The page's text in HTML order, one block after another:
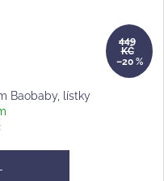
449
KČ
–20 %
Baobaby, lístky